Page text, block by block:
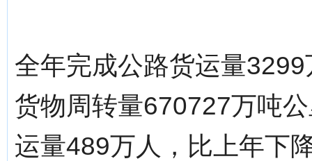
全年完成公路货运量
货物周转量670727万吨
运量489万人，比上年下